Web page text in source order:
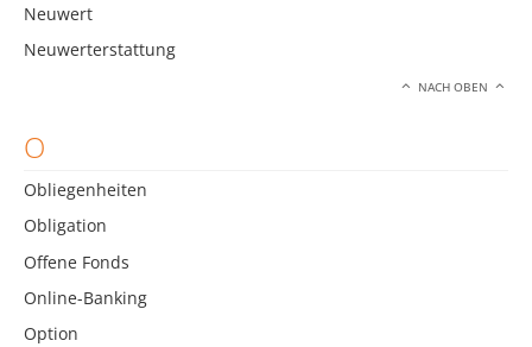
Neuwert
Neuwerterstattung
NACH OBEN
O
Obliegenheiten
Obligation
Offene Fonds
Online-Banking
Option